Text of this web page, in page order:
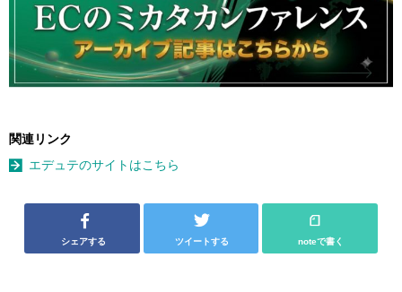
関連リンク
エデュテのサイトはこちら
シェアする ツイートする noteで書く